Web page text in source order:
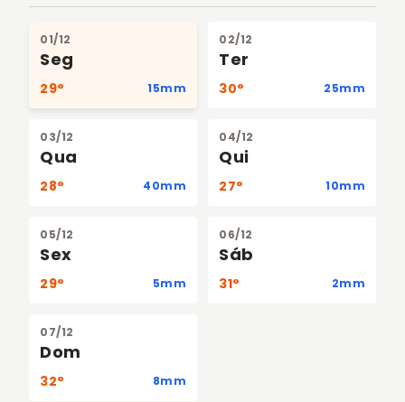
01/12
Seg
29° 15mm
02/12
Ter
30° 25mm
03/12
Qua
28° 40mm
04/12
Qui
27° 10mm
05/12
Sex
29° 5mm
06/12
Sáb
31° 2mm
07/12
Dom
32° 8mm